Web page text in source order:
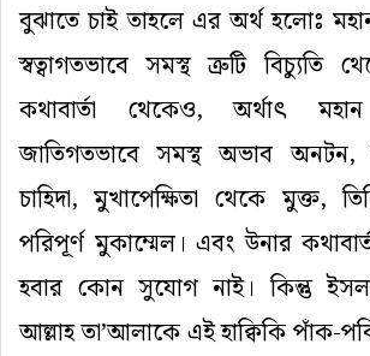
বুঝাতে চাই তাহলে এর অর্থ হলোঃ
স্বত্বাগতভাবে সমস্থ ত্রুটি বিচ্যুতি
কথাবার্তা থেকেও, অর্থাৎ
জাতিগতভাবে সমস্থ অভাব অনটন,
চাহিদা, মুখাপেক্ষিতা থেকে মুক্ত,
পরিপূর্ণ মুকাম্মেল। এবং উনার
হবার কোন সুযোগ নাই। কিন্তু
আল্লাহ তা’আলাকে এই হাক্বিকি পাঁক-